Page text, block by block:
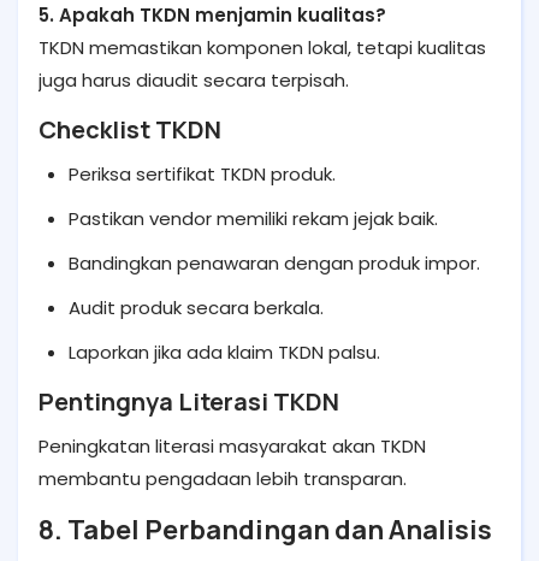
5. Apakah TKDN menjamin kualitas?
TKDN memastikan komponen lokal, tetapi kualitas
juga harus diaudit secara terpisah.
Checklist TKDN
Periksa sertifikat TKDN produk.
Pastikan vendor memiliki rekam jejak baik.
Bandingkan penawaran dengan produk impor.
Audit produk secara berkala.
Laporkan jika ada klaim TKDN palsu.
Pentingnya Literasi TKDN
Peningkatan literasi masyarakat akan TKDN
membantu pengadaan lebih transparan.
8. Tabel Perbandingan dan Analisis